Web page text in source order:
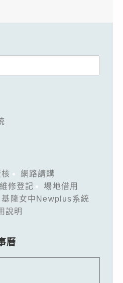
網路請購
維修登記
場地借用
基隆女中Newplus系統
說明
曆